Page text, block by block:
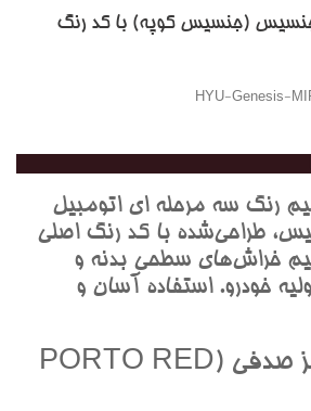
(جنسیس کوپه) با کد رنگ
HYU-Genesis-
رنگ سه مرحله اي اتومبيل
طراحي‌شده با کد رنگ اصلي
خراش‌هاي سطحي بدنه و
خودرو. استفاده آسان و
با نام پورتو قرمز صدفي (PORTO RED